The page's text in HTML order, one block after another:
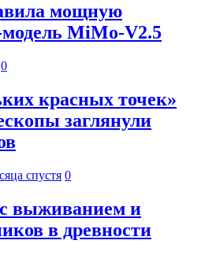
мощную
MiMo-V2.5
0
красных точек»
заглянули
спустя 0
выживанием и
в древности